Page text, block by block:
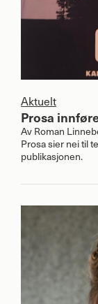
Aktuelt
Prosa
Av Roman
Prosa sier nei til
publikasjonen.